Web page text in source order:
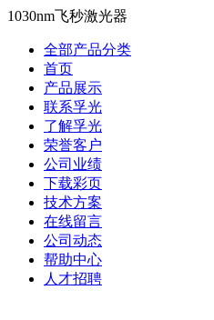
1030nm飞秒激光器
全部产品分类
首页
产品展示
联系孚光
了解孚光
荣誉客户
公司业绩
下载彩页
技术方案
在线留言
公司动态
帮助中心
人才招聘